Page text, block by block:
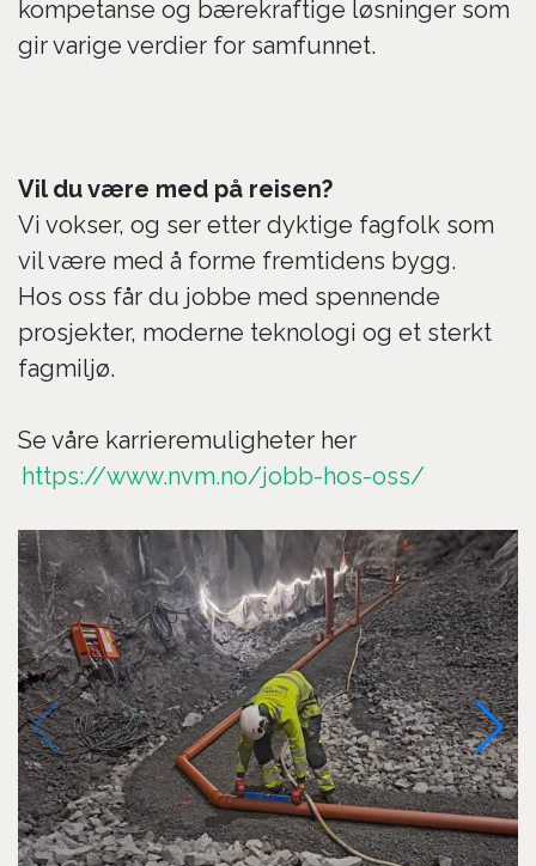
kompetanse og bærekraftige løsninger som
gir varige verdier for samfunnet.
Vil du være med på reisen?
Vi vokser, og ser etter dyktige fagfolk som
vil være med å forme fremtidens bygg.
Hos oss får du jobbe med spennende
prosjekter, moderne teknologi og et sterkt
fagmiljø.
Se våre karrieremuligheter her
https://www.nvm.no/jobb-hos-oss/